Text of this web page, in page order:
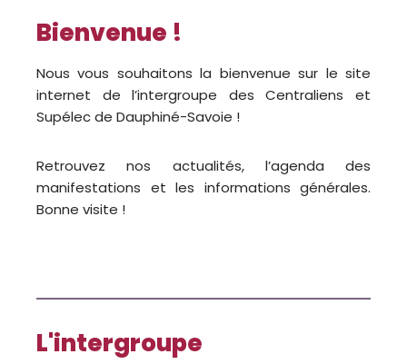
Bienvenue !
Nous vous souhaitons la bienvenue sur le site
internet de l’intergroupe des Centraliens et
Supélec de Dauphiné-Savoie !
Retrouvez nos actualités, l’agenda des
manifestations et les informations générales.
Bonne visite !
L'intergroupe